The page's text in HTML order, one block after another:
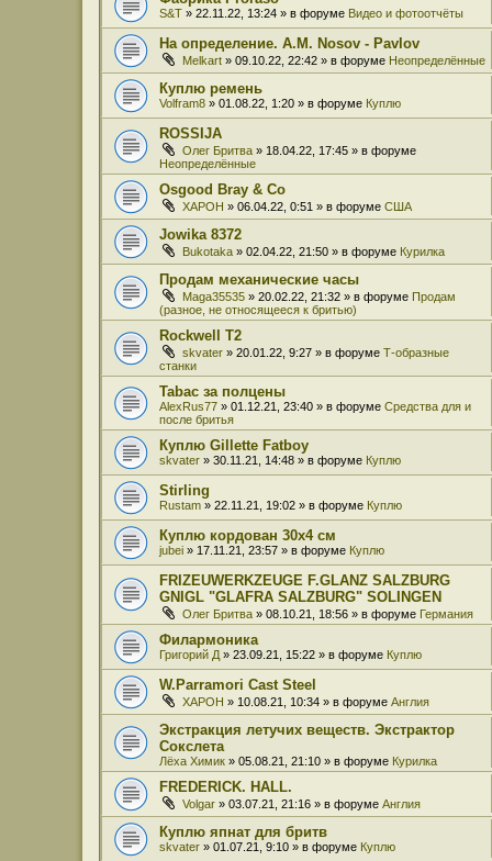
S&T » 22.11.22, 13:24 » в форуме Видео и фотоотчёты
На определение. A.M. Nosov - Pavlov
Melkart » 09.10.22, 22:42 » в форуме Неопределённые
Куплю ремень
Volfram8 » 01.08.22, 1:20 » в форуме Куплю
ROSSIJA
Олег Бритва » 18.04.22, 17:45 » в форуме
Неопределённые
Osgood Bray & Co
XAPOH » 06.04.22, 0:51 » в форуме США
Jowika 8372
Bukotaka » 02.04.22, 21:50 » в форуме Курилка
Продам механические часы
Maga35535 » 20.02.22, 21:32 » в форуме Продам
(разное, не относящееся к бритью)
Rockwell T2
skvater » 20.01.22, 9:27 » в форуме Т-образные
станки
Tabac за полцены
AlexRus77 » 01.12.21, 23:40 » в форуме Средства для и
после бритья
Куплю Gillette Fatboy
skvater » 30.11.21, 14:48 » в форуме Куплю
Stirling
Rustam » 22.11.21, 19:02 » в форуме Куплю
Куплю кордован 30x4 см
jubei » 17.11.21, 23:57 » в форуме Куплю
FRIZEUWERKZEUGE F.GLANZ SALZBURG
GNIGL "GLAFRA SALZBURG" SOLINGEN
Олег Бритва » 08.10.21, 18:56 » в форуме Германия
Филармоника
Григорий Д » 23.09.21, 15:22 » в форуме Куплю
W.Parramori Cast Steel
XAPOH » 10.08.21, 10:34 » в форуме Англия
Экстракция летучих веществ. Экстрактор
Сокслета
Лёха Химик » 05.08.21, 21:10 » в форуме Курилка
FREDERICK. HALL.
Volgar » 03.07.21, 21:16 » в форуме Англия
Куплю япнат для бритв
skvater » 01.07.21, 9:10 » в форуме Куплю